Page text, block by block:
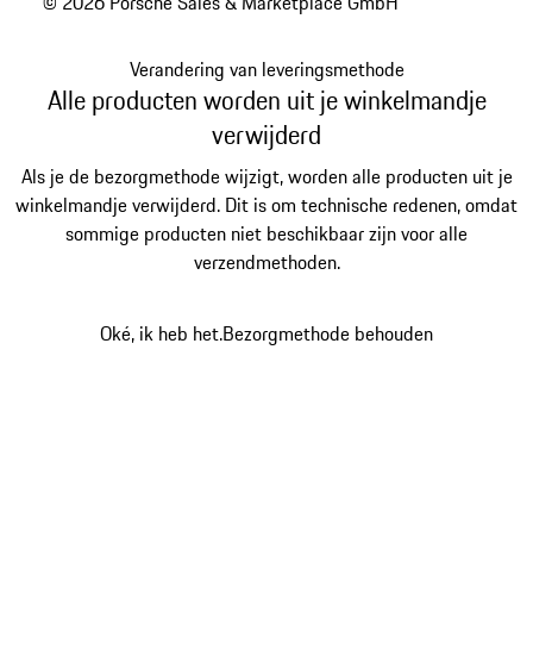
Verandering van leveringsmethode
Alle producten worden uit je winkelmandje
verwijderd
Als je de bezorgmethode wijzigt, worden alle producten uit je
winkelmandje verwijderd. Dit is om technische redenen, omdat
sommige producten niet beschikbaar zijn voor alle
verzendmethoden.
Oké, ik heb het.Bezorgmethode behouden